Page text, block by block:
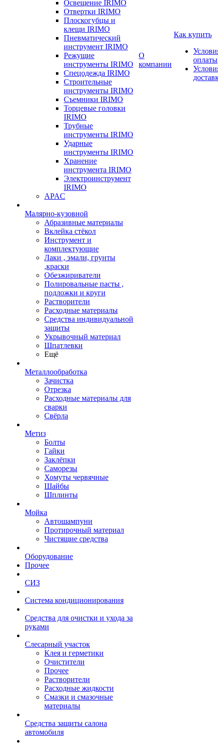
Освещение IRIMO
Отвертки IRIMO
Плоскогубцы и
клещи IRIMO
Пневматический
инструмент IRIMO
Режущие
инструменты IRIMO
Спецодежда IRIMO
Строительные
инструменты IRIMO
Съемники IRIMO
Торцевые головки
IRIMO
Трубные
инструменты IRIMO
Ударные
инструменты IRIMO
Хранение
инструмента IRIMO
Электроинструмент
IRIMO
APAC
Малярно-кузовной
Абразивные материалы
Вклейка стёкол
Инструмент и
комплектующие
Лаки , эмали, грунты
,краски
Обезжириватели
Полировальные пасты ,
подложки и круги
Растворители
Расходные материалы
Средства индивидуальной
защиты
Укрывочный материал
Шпатлевки
Ещё
Металлообработка
Зачистка
Отрезка
Расходные материалы для
сварки
Свёрла
Метиз
Болты
Гайки
Заклёпки
Саморезы
Хомуты червячные
Шайбы
Шплинты
Мойка
Автошампуни
Протирочный материал
Чистящие средства
Оборудование
Прочее
СИЗ
Система кондиционирования
Средства для очистки и ухода за
руками
Слесарный участок
Клея и герметики
Очистители
Прочее
Растворители
Расходные жидкости
Смазки и смазочные
материалы
Средства защиты салона
автомобиля
О
компании
Как купить
оплаты